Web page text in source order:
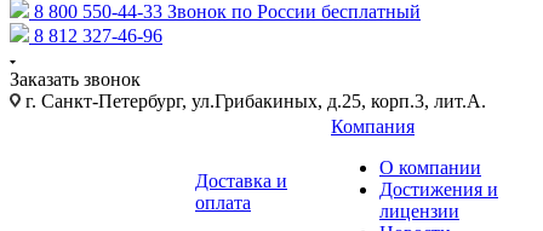
8 800 550-44-33 Звонок по России бесплатный
8 812 327-46-96
Заказать звонок
г. Санкт-Петербург, ул.Грибакиных, д.25, корп.3, лит.А.
Доставка и
оплата
Компания
О компании
Достижения и
лицензии